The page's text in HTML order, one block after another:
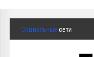
Социальные сети